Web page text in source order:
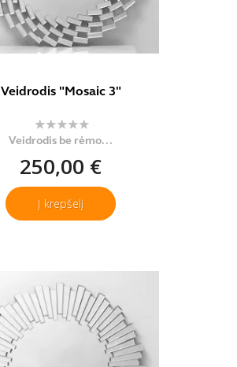
Veidrodis "Mosaic 3"
Veidrodis be rėmo...
250,00 €
Į krepšelį